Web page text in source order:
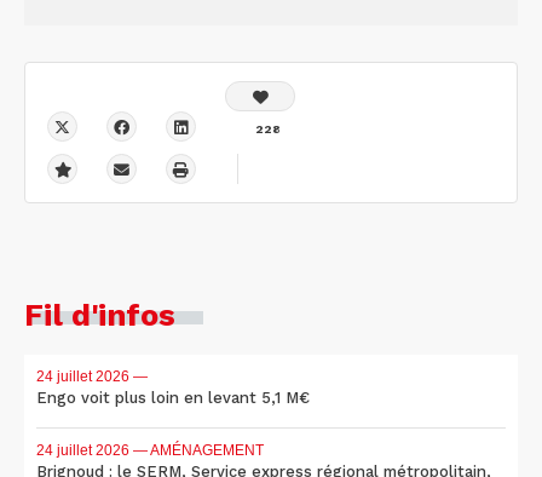
228
Fil d'infos
24 juillet 2026 —
Engo voit plus loin en levant 5,1 M€
24 juillet 2026 — AMÉNAGEMENT
Brignoud : le SERM, Service express régional métropolitain,